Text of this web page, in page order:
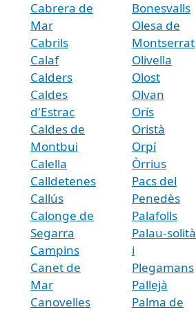
Cabrera de
Mar
Cabrils
Calaf
Calders
Caldes
d'Estrac
Caldes de
Montbui
Calella
Calldetenes
Callús
Calonge de
Segarra
Campins
Canet de
Mar
Canovelles
Bonesvalls
Olesa de
Montserrat
Olivella
Olost
Olvan
Orís
Oristà
Orpí
Òrrius
Pacs del
Penedès
Palafolls
Palau-solità
i
Plegamans
Pallejà
Palma de